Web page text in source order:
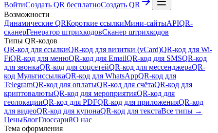
ВойтиСоздать QR бесплатноСоздать QR
Возможности
Динамические QRКороткие ссылкиМини-сайтыAPIQR-
сканерГенератор штрихкодовСканер штрихкодов
Типы QR-кодов
QR-код для ссылкиQR-код для визитки (vCard)QR-код для Wi-
FiQR-код для менюQR-код для EmailQR-код для SMSQR-код
для звонкаQR-код для соцсетейQR-код для мессенджераQR-
код МультиссылкаQR-код для WhatsAppQR-код для
TelegramQR-код для оплатыQR-код для счётаQR-код для
криптовалютыQR-код для мероприятияQR-код для
геолокацииQR-код для PDFQR-код для приложенияQR-код
для видеоQR-код для купонаQR-код для текстаВсе типы →
ЦеныБлогГлоссарийО нас
Тема оформления